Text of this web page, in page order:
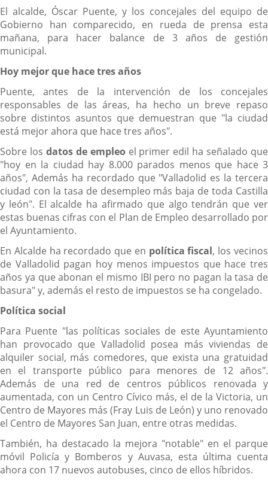
Descripción
El alcalde, Óscar Puente, y los concejales del equipo de
Gobierno han comparecido, en rueda de prensa esta
mañana, para hacer balance de 3 años de gestión
municipal.
Hoy mejor que hace tres años
Puente, antes de la intervención de los concejales
responsables de las áreas, ha hecho un breve repaso
sobre distintos asuntos que demuestran que "la ciudad
está mejor ahora que hace tres años".
Sobre los datos de empleoel primer edil ha señalado que
"hoy en la ciudad hay 8.000 parados menos que hace 3
años", Además ha recordado que "Valladolid es la tercera
ciudad con la tasa de desempleo más baja de toda Castilla
y león". El alcalde ha afirmado que algo tendrán que ver
estas buenas cifras con el Plan de Empleo desarrollado por
el Ayuntamiento.
En Alcalde ha recordado que en política fiscal, los vecinos
de Valladolid pagan hoy menos impuestos que hace tres
años ya que abonan el mismo IBI pero no pagan la tasa de
basura" y, además el resto de impuestos se ha congelado.
Política social
Para Puente "las políticas sociales de este Ayuntamiento
han provocado que Valladolid posea más viviendas de
alquiler social, más comedores, que exista una gratuidad
en el transporte público para menores de 12 años".
Además de una red de centros públicos renovada y
aumentada, con un Centro Cívico más, el de la Victoria, un
Centro de Mayores más (Fray Luis de León) y uno renovado
el Centro de Mayores San Juan, entre otras medidas.
También, ha destacado la mejora "notable" en el parque
móvil Policía y Bomberos y Auvasa, esta última cuenta
ahora con 17 nuevos autobuses, cinco de ellos híbridos.